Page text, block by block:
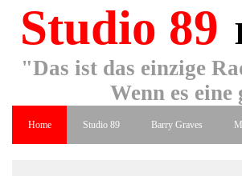
Studio 89
"Das ist das einzige
Wenn es
Home Studio 89 Barry Graves